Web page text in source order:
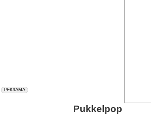
Pukkelpop